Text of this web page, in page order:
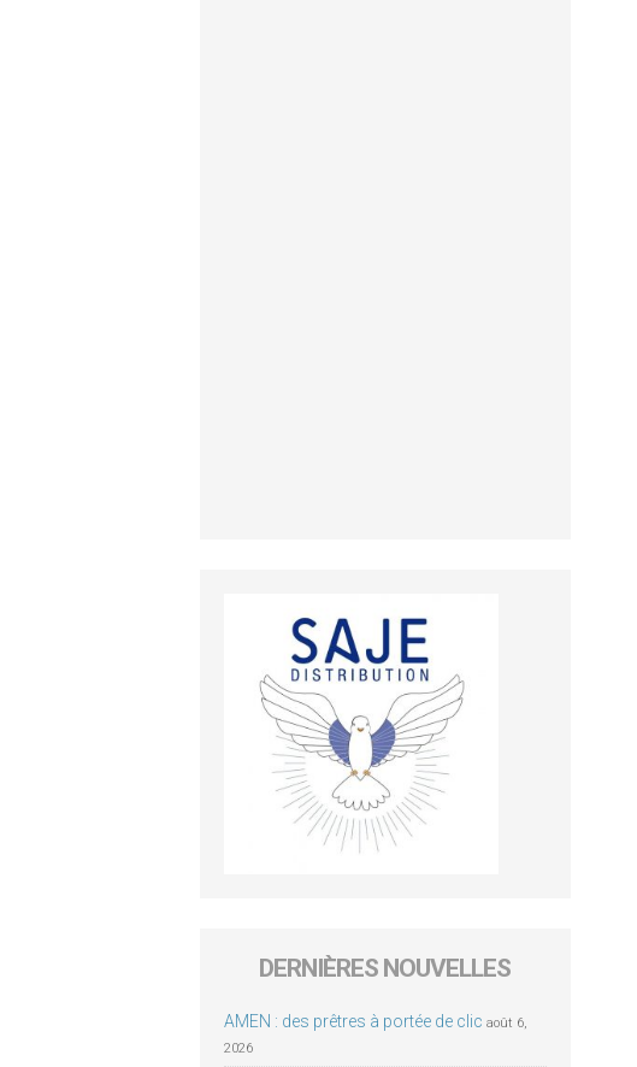
DERNIÈRES NOUVELLES
AMEN : des prêtres à portée de clic août 6,
2026